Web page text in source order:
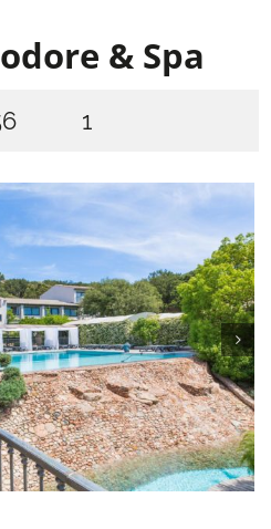
& Spa
1